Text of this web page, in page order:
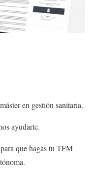
en gestión sanitaria.
ayudarte.
para que hagas tu TFM